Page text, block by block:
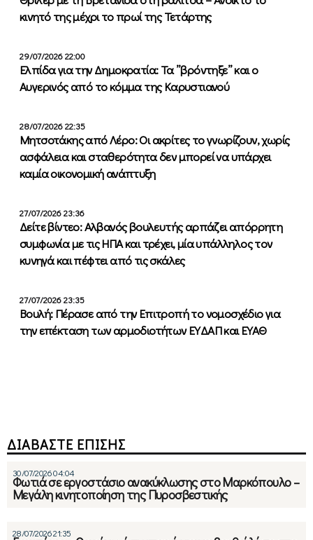
κινητό της μέχρι το πρωί της Τετάρτης
29/07/2026 22:00
Ελπίδα για την Δημοκρατία: Τα ”βρόντηξε” και ο
Αυγερινός από το κόμμα της Καρυστιανού
28/07/2026 22:35
Μητσοτάκης από Λέρο: Οι ακρίτες το γνωρίζουν, χωρίς
ασφάλεια και σταθερότητα δεν μπορεί να υπάρχει
καμία οικονομική ανάπτυξη
27/07/2026 23:36
Δείτε βίντεο: Αλβανός βουλευτής αρπάζει απόρρητη
συμφωνία με τις ΗΠΑ και τρέχει, μία υπάλληλος τον
κυνηγά και πέφτει από τις σκάλες
27/07/2026 23:35
Βουλή: Πέρασε από την Επιτροπή το νομοσχέδιο για
την επέκταση των αρμοδιοτήτων ΕΥΔΑΠ και ΕΥΑΘ
ΔΙΑΒΑΣΤΕ ΕΠΙΣΗΣ
30/07/2026 04:04
Φωτιά σε εργοστάσιο ανακύκλωσης στο Μαρκόπουλο –
Μεγάλη κινητοποίηση της Πυροσβεστικής
28/07/2026 21:35